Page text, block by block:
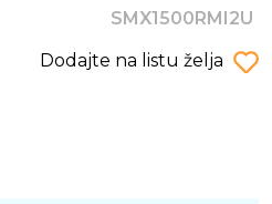
SMX1500RMI2U
Dodajte na listu želja